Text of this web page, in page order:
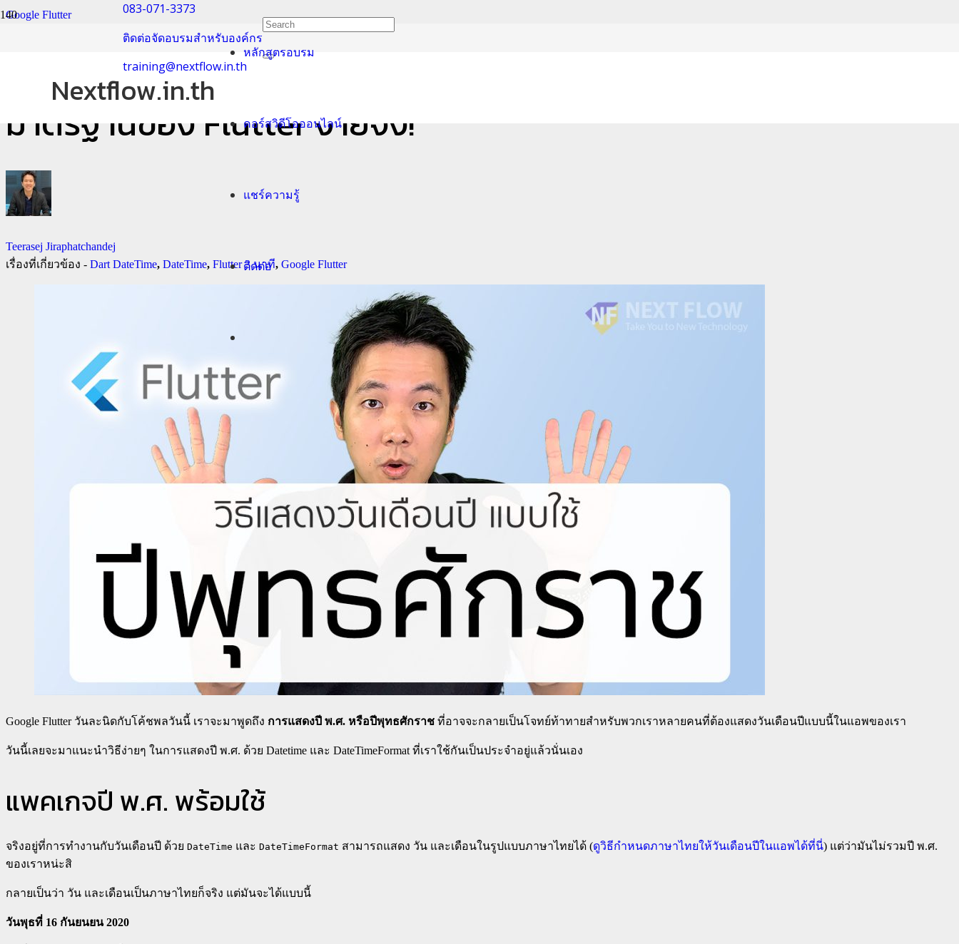
083-071-3373
ติดต่อจัดอบรมสำหรับองค์กร
training@nextflow.in.th
Nextflow.in.th
หลักสูตรอบรม
คอร์สวิดีโอออนไลน์
แชร์ความรู้
ติดต่อ
Google Flutter
Flutter 3 นาที กับ ปีพ.ศ.: แสดงปีพุทธศักราช จากข้อมูลวันเดือนปี
มาตรฐานของ Flutter ง่ายจัง!
Teerasej Jiraphatchandej
เรื่องที่เกี่ยวข้อง - Dart DateTime, DateTime, Flutter 3 นาที, Google Flutter
Google Flutter วันละนิดกับโค้ชพลวันนี้ เราจะมาพูดถึง การแสดงปี พ.ศ. หรือปีพุทธศักราช ที่อาจจะกลายเป็นโจทย์ท้าทายสำหรับพวกเราหลายคนที่ต้องแสดงวันเดือนปีแบบนี้ในแอพของเรา
วันนี้เลยจะมาแนะนำวิธีง่ายๆ ในการแสดงปี พ.ศ. ด้วย Datetime และ DateTimeFormat ที่เราใช้กันเป็นประจำอยู่แล้วนั่นเอง
แพคเกจปี พ.ศ. พร้อมใช้
จริงอยู่ที่การทำงานกับวันเดือนปี ด้วย DateTime และ DateTimeFormat สามารถแสดง วัน และเดือนในรูปแบบภาษาไทยได้ (ดูวิธีกำหนดภาษาไทยให้วันเดือนปีในแอพได้ที่นี่) แต่ว่ามันไม่รวมปี พ.ศ.
ของเราหน่ะสิ
กลายเป็นว่า วัน และเดือนเป็นภาษาไทยก็จริง แต่มันจะได้แบบนี้
วันพุธที่ 16 กันยนยน 2020